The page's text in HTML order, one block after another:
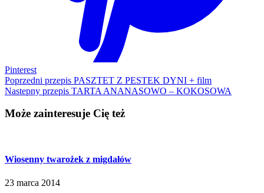
Pinterest
Poprzedni przepis PASZTET Z PESTEK DYNI + film
Nastepny przepis TARTA ANANASOWO – KOKOSOWA
Może zainteresuje Cię też
Wiosenny twarożek z migdałów
23 marca 2014